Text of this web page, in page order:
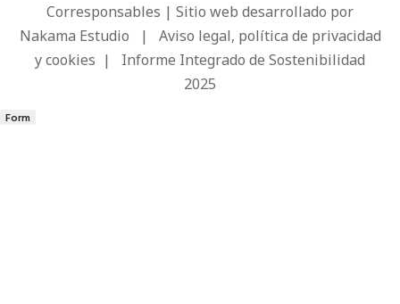
Corresponsables | Sitio web desarrollado por
Nakama Estudio | Aviso legal, política de privacidad
y cookies | Informe Integrado de Sostenibilidad
2025
Form